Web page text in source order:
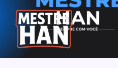
para
conteúdo